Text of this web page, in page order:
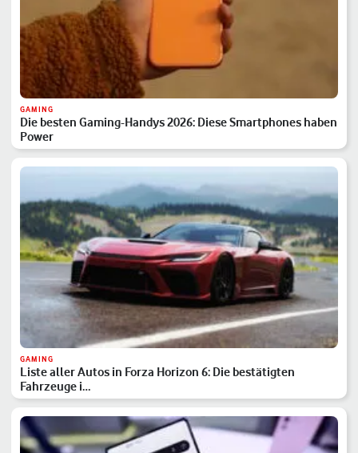
GAMING
Die besten Gaming-Handys 2026: Diese Smartphones haben
Power
GAMING
Liste aller Autos in Forza Horizon 6: Die bestätigten
Fahrzeuge i…